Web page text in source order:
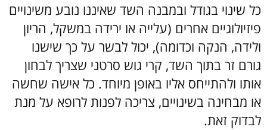
כל שינוי בגודל ובמבנה השד שאיננו נובע משינויים
פיזיולוגיים אחרים (עלייה או ירידה במשקל, הריון
ולידה, הנקה וכדומה), יכול לבשר על כך שישנו
גורם זר בתוך השד, קרי גוש סרטני שצריך לבחון
אותו ולהתייחס אליו באופן מיוחד. כל אישה שחשה
או מבחינה בשינויים, צריכה לפנות לרופא על מנת
לבדוק זאת.